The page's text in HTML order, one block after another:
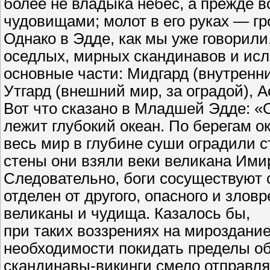
более не владыка небес, а прежде
чудовищами; молот в его руках —
Однако в Эдде, как мы уже
оседлых, мирных скандинавов и
основные части: Мидгард
Утгард (внешний мир, за оградой),
Вот что сказано в Младшей Эдде:
лежит глубокий океан. По берегам
весь мир в глубине суши оградили
стены они взяли веки великана
Следовательно, боги
отделен от другого, опасного и
великаны и чудища. Казалось бы,
при таких воззрениях на
необходимости покидать пределы
скандинавы-викинги смело